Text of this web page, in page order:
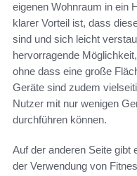
eigenen Wohnraum in ein
klarer Vorteil ist, dass
sind und sich leicht
hervorragende
ohne dass eine große
Geräte sind zudem
Nutzer mit nur wenigen
durchführen können.
Auf der anderen Seite gibt
der Verwendung von